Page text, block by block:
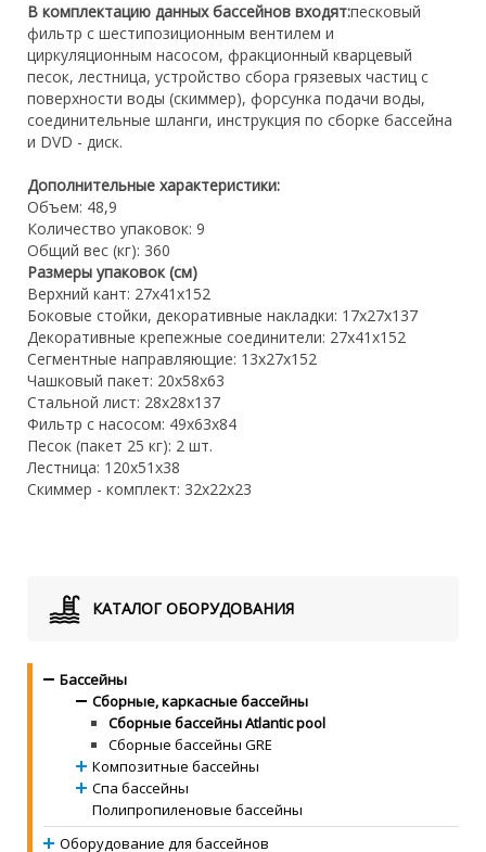
В комплектацию данных бассейнов входят:песковый
фильтр с шестипозиционным вентилем и
циркуляционным насосом, фракционный кварцевый
песок, лестница, устройство сбора грязевых частиц с
поверхности воды (скиммер), форсунка подачи воды,
соединительные шланги, инструкция по сборке бассейна
и DVD - диск.
Дополнительные характеристики:
Объем: 48,9
Количество упаковок: 9
Общий вес (кг): 360
Размеры упаковок (см)
Верхний кант: 27х41х152
Боковые стойки, декоративные накладки: 17х27х137
Декоративные крепежные соединители: 27х41х152
Сегментные направляющие: 13х27х152
Чашковый пакет: 20х58х63
Стальной лист: 28х28х137
Фильтр с насосом: 49х63х84
Песок (пакет 25 кг): 2 шт.
Лестница: 120х51х38
Скиммер - комплект: 32х22х23
КАТАЛОГ ОБОРУДОВАНИЯ
Бассейны
Сборные, каркасные бассейны
Сборные бассейны Atlantic pool
Сборные бассейны GRE
Композитные бассейны
Спа бассейны
Полипропиленовые бассейны
Оборудование для бассейнов